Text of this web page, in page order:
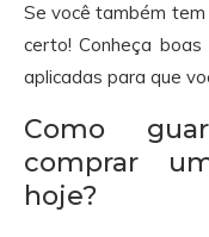
Se você também
certo! Conheça
aplicadas para que
Como
comprar
hoje?